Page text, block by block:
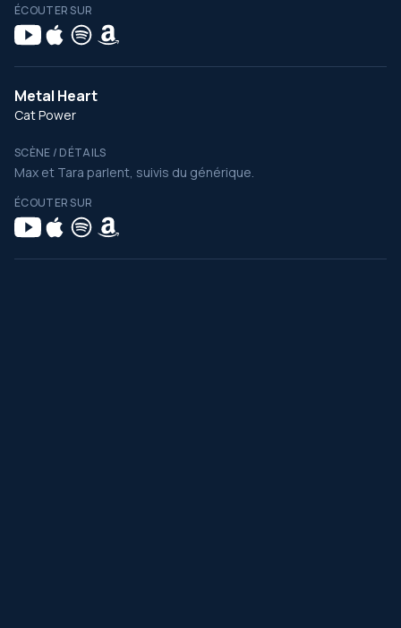
ÉCOUTER SUR
Metal Heart
Cat Power
SCÈNE / DÉTAILS
Max et Tara parlent, suivis du générique.
ÉCOUTER SUR